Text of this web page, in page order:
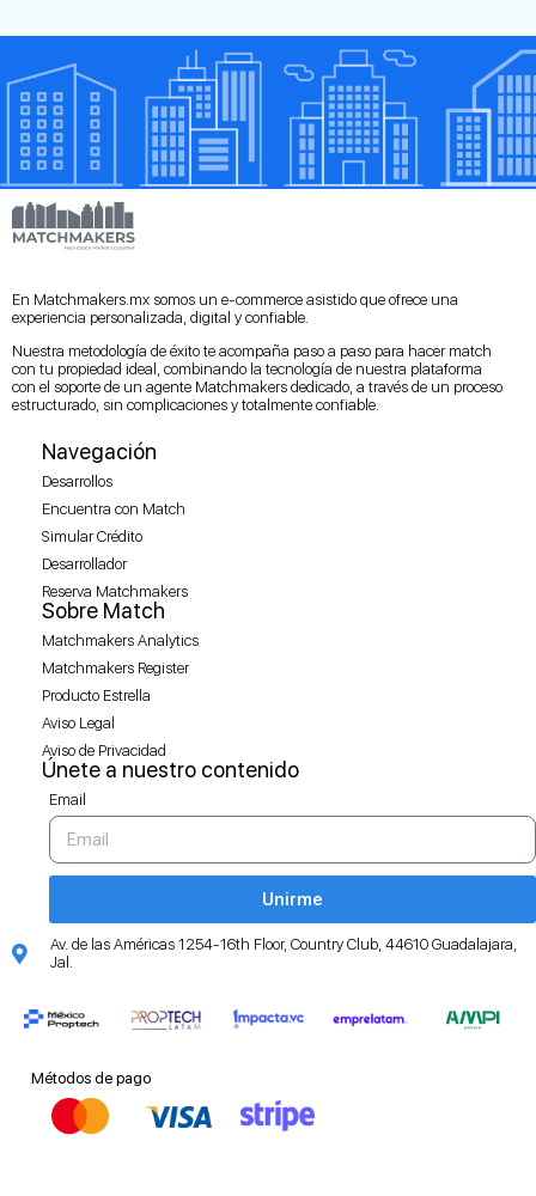
En Matchmakers.mx somos un e-commerce asistido que ofrece una
experiencia personalizada, digital y confiable.
Nuestra metodología de éxito te acompaña paso a paso para hacer match
con tu propiedad ideal, combinando la tecnología de nuestra plataforma
con el soporte de un agente Matchmakers dedicado, a través de un proceso
estructurado, sin complicaciones y totalmente confiable.
Navegación
Desarrollos
Encuentra con Match
Simular Crédito
Desarrollador
Reserva Matchmakers
Sobre Match
Matchmakers Analytics
Matchmakers Register
Producto Estrella
Aviso Legal
Aviso de Privacidad
Únete a nuestro contenido
Email
Unirme
Av. de las Américas 1254-16th Floor, Country Club, 44610 Guadalajara,
Jal.
Métodos de pago